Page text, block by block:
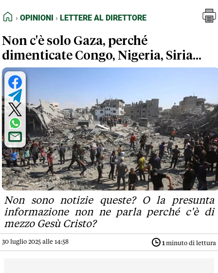
FEED RSS
NORMATIVE DEONTOLOGICHE
TERMINI e CONDIZIONI
Opinioni
Lettere al Direttore
HOME
OPINIONI LETTERE AL DIRETTORE
Non c'è solo Gaza, perché
dimenticate Congo, Nigeria, Siria...
Non sono notizie queste? O la presunta
informazione non ne parla perché c'è di
mezzo Gesù Cristo?
30 luglio 2025 alle 14:58 1minuto di lettura